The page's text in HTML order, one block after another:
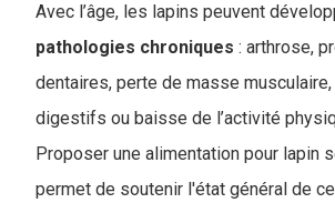
Avec l’âge, les lapins peuvent
pathologies chroniques : arthrose,
dentaires, perte de masse
digestifs ou baisse de l’activité
Proposer une alimentation pour lapin
permet de soutenir l'état général de